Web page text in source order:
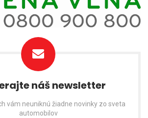
náš newsletter
vám neuniknú žiadne novinky zo sveta
automobilov